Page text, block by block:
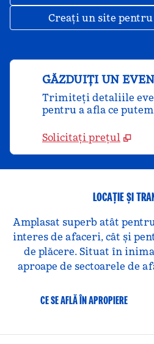
Creați un site
GĂZDUIȚI UN
Trimiteți detaliile
pentru a afla ce
Solicitați prețul
LOCAȚIE ȘI
Amplasat superb atât
interes de afaceri, cât și
de plăcere. Situat în
aproape de sectoarele de
CE SE AFLĂ ÎN APROPIERE